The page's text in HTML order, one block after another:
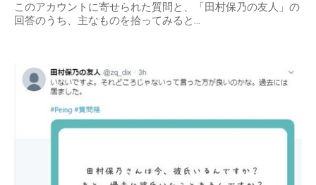
このアカウントに寄せられた質問と、「田村保乃の友人」の
回答のうち、主なものを拾ってみると…